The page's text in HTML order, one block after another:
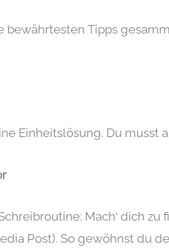
bewährtesten Tipps
Einheitslösung. Du musst
Mach‘ dich
Post). So gewöhnst du